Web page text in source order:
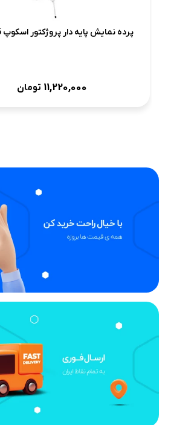
پرده نمایش پایه دار پروژکتور اسکوپ 1.5×1.5
11,220,000 تومان